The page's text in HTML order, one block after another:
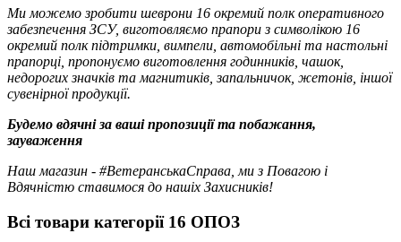
Ми можемо зробити шеврони 16 окремий полк оперативного
забезпечення ЗСУ, виготовляємо прапори з символікою 16
окремий полк підтримки, вимпели, автомобільні та настольні
прапорці, пропонуємо виготовлення годинників, чашок,
недорогих значків та магнитиків, запальничок, жетонів, іншої
сувенірної продукції.
Будемо вдячні за ваші пропозиції та побажання,
зауваження
Наш магазин - #ВетеранськаСправа, ми з Повагою і
Вдячністю ставимося до нашіх Захисників!
Всі товари категорії 16 ОПОЗ